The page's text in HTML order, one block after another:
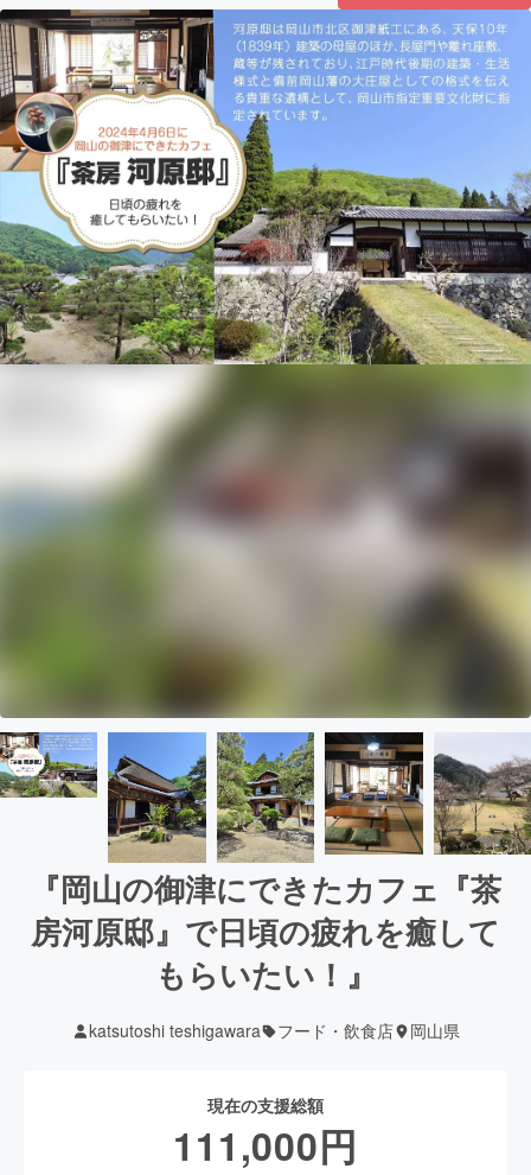
『岡山の御津にできたカフェ『茶
房河原邸』で日頃の疲れを癒して
もらいたい！』
katsutoshi teshigawara フード・飲食店 岡山県
現在の支援総額
111,000円